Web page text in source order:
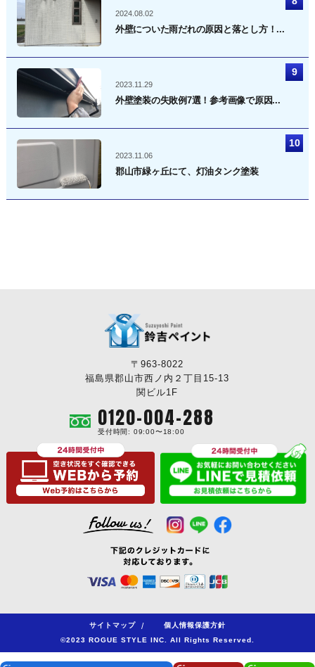
2024.08.02
外壁についた雨だれの原因と落とし方！...
2023.11.29
外壁塗装の失敗例7選！参考画像で原因...
2023.11.06
郡山市緑ヶ丘にて、灯油タンク塗装
〒963-8022
福島県郡山市西ノ内２丁目15-13
関ビル1F
0120-004-288
受付時間: 09:00〜18:00
サイトマップ /
個人情報保護方針
©2023 ROGUE STYLE INC. All Rights Reserved.